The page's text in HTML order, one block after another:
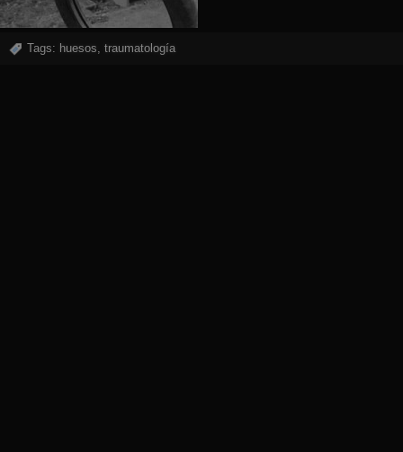
Tags: huesos traumatología